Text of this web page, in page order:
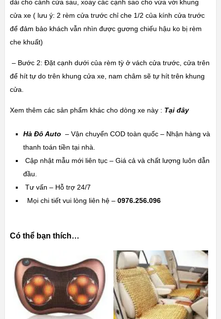
dài cho cánh cửa sau, xoay các cạnh sao cho vừa với khung
cửa xe ( lưu ý: 2 rèm cửa trước chỉ che 1/2 của kính cửa trước
để đảm bảo khách vẫn nhìn được gương chiếu hậu ko bị rèm
che khuất)
– Bước 2: Đặt cạnh dưới của rèm tỳ ở vách cửa trước, cửa trên
để hít tự do trên khung cửa xe, nam châm sẽ tự hít trên khung
cửa.
Xem thêm các sản phẩm khác cho dòng xe này : Tại đây
Hà Đô Auto – Vận chuyển COD toàn quốc – Nhận hàng và
thanh toán tiền tại nhà.
Cập nhật mẫu mới liên tục – Giá cả và chất lượng luôn dẫn
đầu.
Tư vấn – Hỗ trợ 24/7
Mọi chi tiết vui lòng liên hệ – 0976.256.096
Có thể bạn thích…